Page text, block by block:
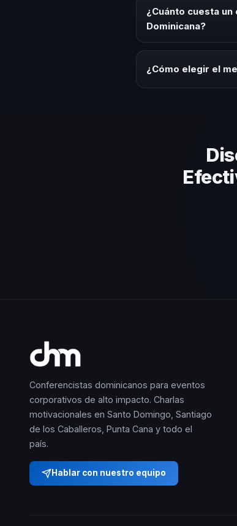
programas de
temática.
¿Cuánto cuesta
Dominicana?
¿Cómo elegir el
Conferencistas dominicanos para eventos
corporativos de alto impacto. Charlas
motivacionales en Santo Domingo, Santiago
de los Caballeros, Punta Cana y todo el
país.
Hablar con nuestro equipo